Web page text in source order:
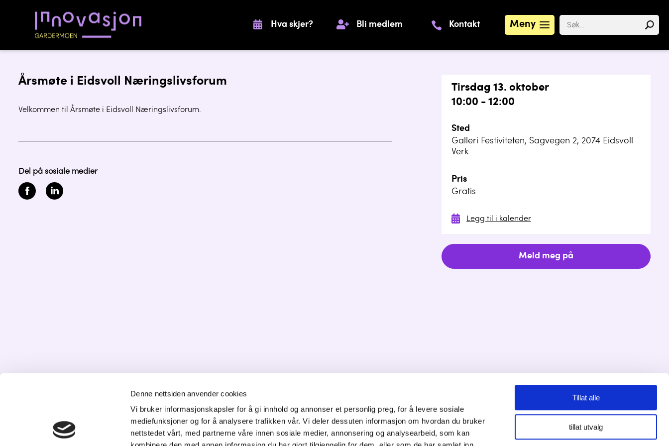
Denne nettsiden anvender cookies
Vi bruker informasjonskapsler for å gi innhold og annonser et personlig preg, for å levere sosiale
mediefunksjoner og for å analysere trafikken vår. Vi deler dessuten informasjon om hvordan du bruker
nettstedet vårt, med partnerne våre innen sosiale medier, annonsering og analysearbeid, som kan
Tillat alle
tillat utvalg
Meny
Hva skjer? Bli medlem Kontakt
KONTAKT OSS Personvernserklæring
Cookies informasjon